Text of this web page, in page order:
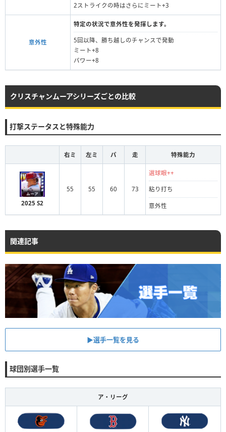
2ストライクの時はさらにミート+3
意外性
特定の状況で意外性を発揮します。
5回以降、勝ち越しのチャンスで発動
ミート+8
パワー+8
クリスチャンムーアシリーズごとの比較
打撃ステータスと特殊能力
右ミ 左ミ パ 走 特殊能力
2025 S2
55 55 60 73
選球眼++
粘り打ち
意外性
関連記事
▶︎選手一覧を見る
球団別選手一覧
ア・リーグ